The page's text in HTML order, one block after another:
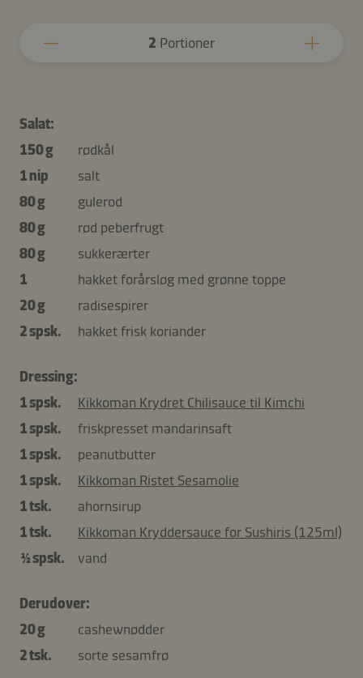
2 Portioner
Salat:
150 g
rødkål
1 nip
salt
80 g
gulerod
80 g
rød peberfrugt
80 g
sukkerærter
1
hakket forårsløg med grønne toppe
20 g
radisespirer
2 spsk.
hakket frisk koriander
Dressing:
1 spsk.
Kikkoman Krydret Chilisauce til Kimchi
1 spsk.
friskpresset mandarinsaft
1 spsk.
peanutbutter
1 spsk.
Kikkoman Ristet Sesamolie
1 tsk.
ahornsirup
1 tsk.
Kikkoman Kryddersauce for Sushiris (125ml)
½ spsk.
vand
Derudover:
20 g
cashewnødder
2 tsk.
sorte sesamfrø